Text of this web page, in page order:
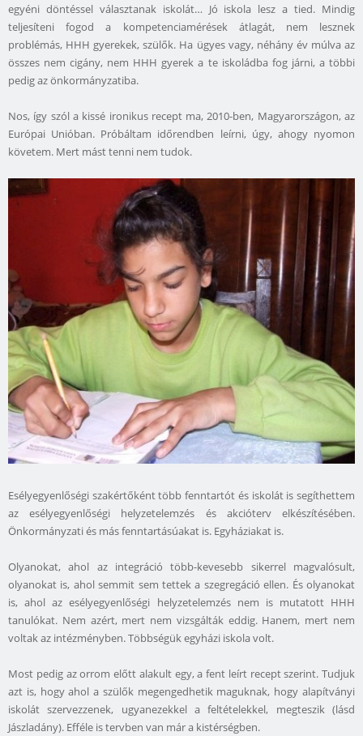
egyéni döntéssel választanak iskolát… Jó iskola lesz a tied. Mindig
teljesíteni fogod a kompetenciamérések átlagát, nem lesznek
problémás, HHH gyerekek, szülők. Ha ügyes vagy, néhány év múlva az
összes nem cigány, nem HHH gyerek a te iskoládba fog járni, a többi
pedig az önkormányzatiba.
Nos, így szól a kissé ironikus recept ma, 2010-ben, Magyarországon, az
Európai Unióban. Próbáltam időrendben leírni, úgy, ahogy nyomon
követem. Mert mást tenni nem tudok.
Esélyegyenlőségi szakértőként több fenntartót és iskolát is segíthettem
az esélyegyenlőségi helyzetelemzés és akcióterv elkészítésében.
Önkormányzati és más fenntartásúakat is. Egyháziakat is.
Olyanokat, ahol az integráció több-kevesebb sikerrel magvalósult,
olyanokat is, ahol semmit sem tettek a szegregáció ellen. És olyanokat
is, ahol az esélyegyenlőségi helyzetelemzés nem is mutatott HHH
tanulókat. Nem azért, mert nem vizsgálták eddig. Hanem, mert nem
voltak az intézményben. Többségük egyházi iskola volt.
Most pedig az orrom előtt alakult egy, a fent leírt recept szerint. Tudjuk
azt is, hogy ahol a szülők megengedhetik maguknak, hogy alapítványi
iskolát szervezzenek, ugyanezekkel a feltételekkel, megteszik (lásd
Jászladány). Efféle is tervben van már a kistérségben.